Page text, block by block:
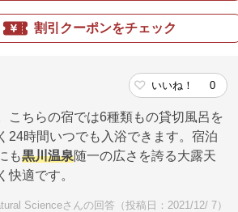
割引クーポンをチェック
いいね！ 0
こちらの宿では6種類もの貸切風呂を
24時間いつでも入浴できます。宿泊
も黒川温泉随一の広さを誇る大露天
快適です。
Scienceさんの回答（投稿日：2021/12/ 7）